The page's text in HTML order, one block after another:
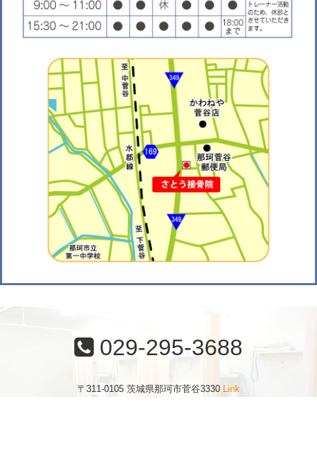
029-295-3688
〒311-0105 茨城県那珂市菅谷3330Link